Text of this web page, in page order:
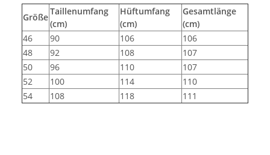
Größe
Taillenumfang
(cm)
Hüftumfang
(cm)
Gesamtlänge
(cm)
46
90 106
106
48
92 108
107
50
96 110
107
52
100 114
110
54
108 118 111